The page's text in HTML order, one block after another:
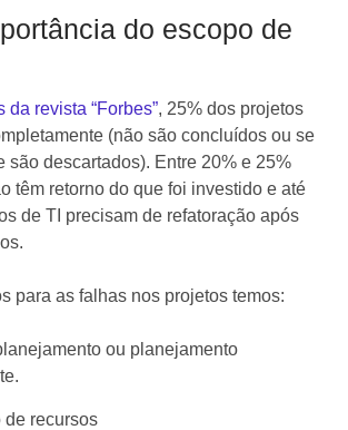
do escopo de
da revista “Forbes”, 25% dos projetos
(não são concluídos ou se
são descartados). Entre 20% e 25%
têm retorno do que foi investido e até
de TI precisam de refatoração após
para as falhas nos projetos temos:
ou planejamento
de recursos